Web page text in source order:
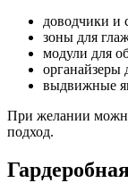
доводчики и
зоны для
модули для
органайзеры
выдвижные
При желании
подход.